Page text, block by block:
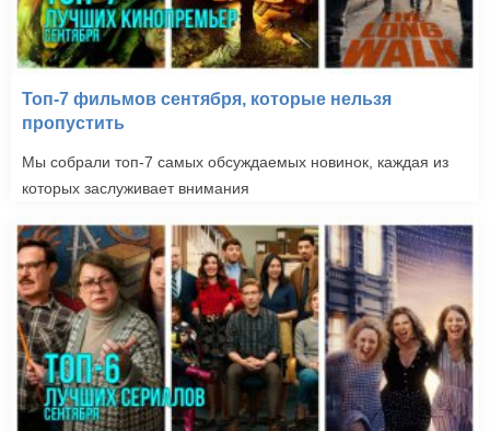
Топ-7 фильмов сентября, которые нельзя
пропустить
Мы собрали топ-7 самых обсуждаемых новинок, каждая из
которых заслуживает внимания